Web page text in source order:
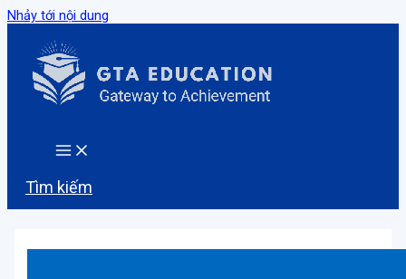
Nhảy tới nội dung
Tìm kiếm